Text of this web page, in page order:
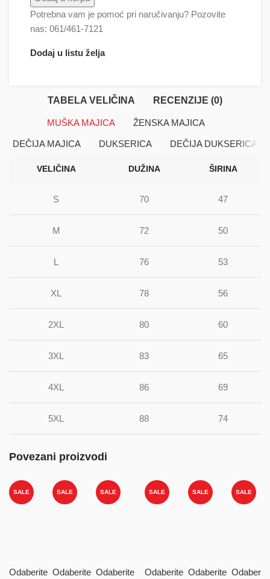
Potrebna vam je pomoć pri naručivanju? Pozovite
nas: 061/461-7121
Dodaj u listu želja
TABELA VELIČINA RECENZIJE (0)
MUŠKA MAJICA ŽENSKA MAJICA
DEČIJA MAJICA DUKSERICA DEČIJA DUKSERICA
VELIČINA DUŽINA ŠIRINA
S 70 47
M 72 50
L 76 53
XL 78 56
2XL 80 60
3XL 83 65
4XL 86 69
5XL 88 74
Povezani proizvodi
SALE
Odaberite
SALE
Odaberite
SALE
Odaberite
SALE
Odaberite
SALE
Odaberite
SALE
Odaberite